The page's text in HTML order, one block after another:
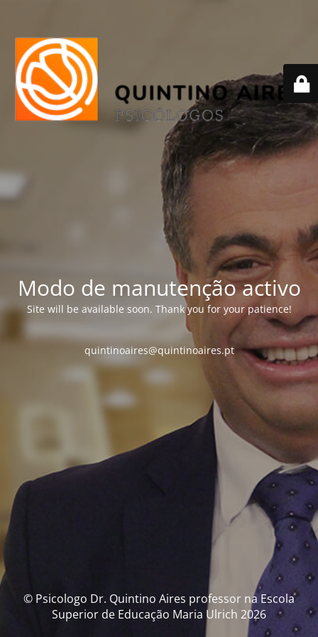
Modo de manutenção activo
Site will be available soon. Thank you for your patience!
quintinoaires@quintinoaires.pt
© Psicologo Dr. Quintino Aires professor na Escola
Superior de Educação Maria Ulrich 2026